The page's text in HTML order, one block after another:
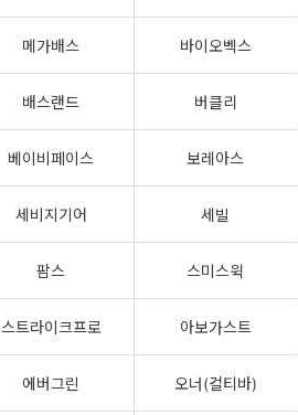
메가배스 바이오벡스
배스랜드 버클리
베이비페이스 보레아스
세비지기어 세빌
팜스 스미스윅
스트라이크프로 아보가스트
에버그린 오너(컬티바)